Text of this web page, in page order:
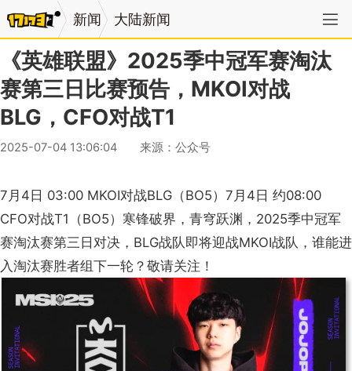
新闻 大陆新闻
《英雄联盟》2025季中冠军赛淘汰
赛第三日比赛预告，MKOI对战
BLG，CFO对战T1
2025-07-04 13:06:04
来源：公众号
7月4日 03:00 MKOI对战BLG（BO5）7月4日 约08:00
CFO对战T1（BO5）寒锋破界，青穹跃渊，2025季中冠军
赛淘汰赛第三日对决，BLG战队即将迎战MKOI战队，谁能进
入淘汰赛胜者组下一轮？敬请关注！